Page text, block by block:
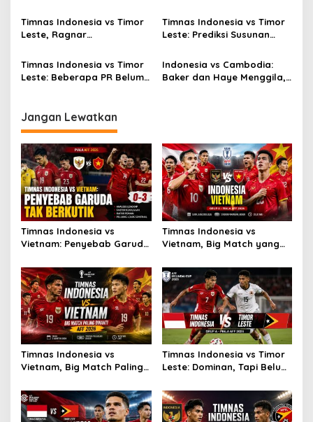
Timnas Indonesia vs Timor
Leste, Ragnar
Timnas Indonesia vs Timor
Leste: Prediksi Susunan
Timnas Indonesia vs Timor
Leste: Beberapa PR Belum
Indonesia vs Cambodia:
Baker dan Haye Menggila,
Jangan Lewatkan
Timnas Indonesia vs
Vietnam: Penyebab Garuda
Timnas Indonesia vs
Vietnam, Big Match yang
Timnas Indonesia vs
Vietnam, Big Match Paling
Timnas Indonesia vs Timor
Leste: Dominan, Tapi Belum